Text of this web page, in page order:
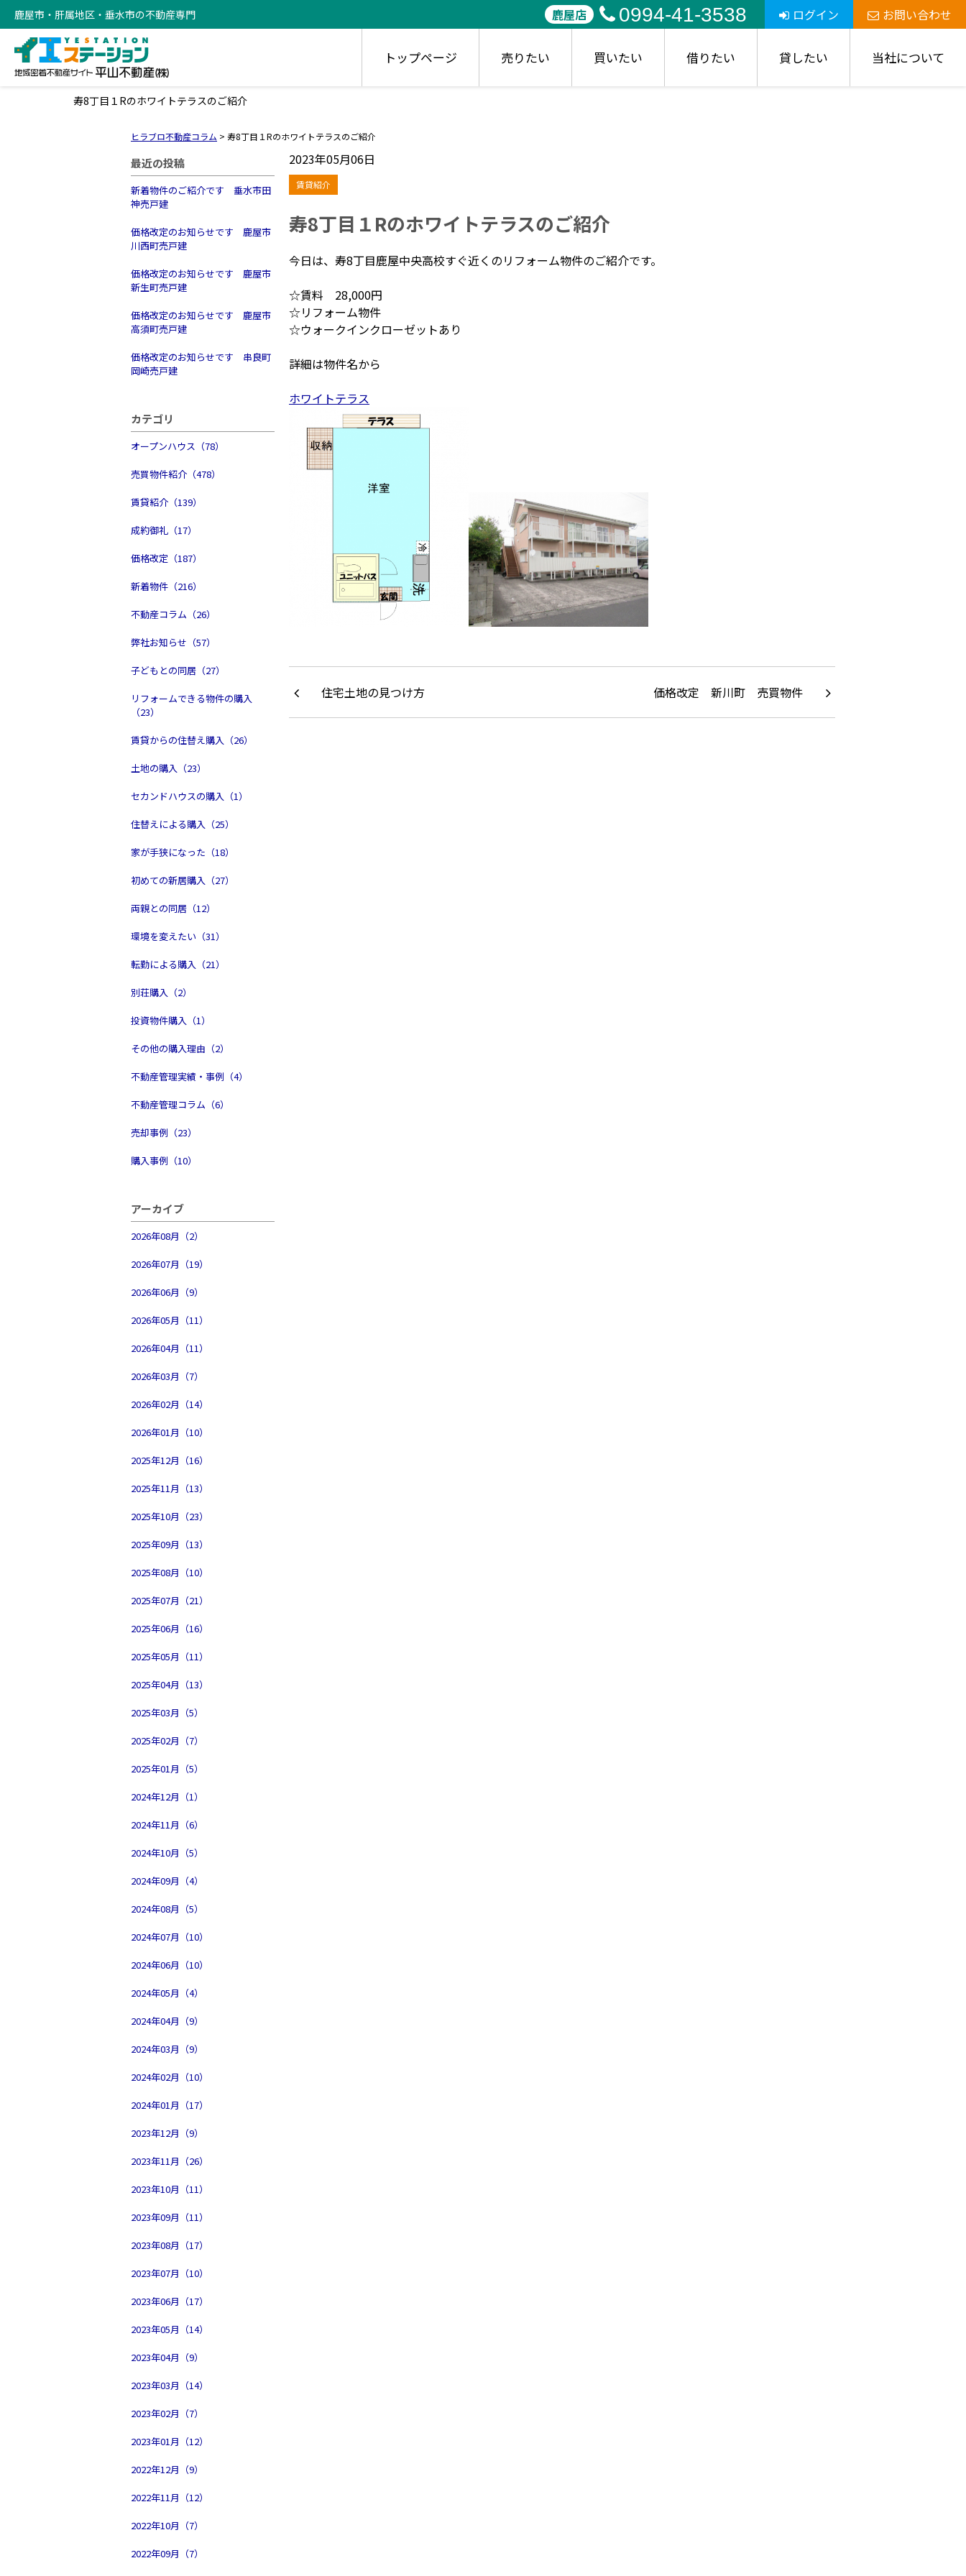
鹿屋市・肝属地区・垂水市の不動産専門 鹿屋店 0994-41-3538 ログイン お問い合わせ
トップページ 売りたい 買いたい 借りたい 貸したい 当社について
寿8丁目１Rのホワイトテラスのご紹介
ヒラブロ不動産コラム > 寿8丁目１Rのホワイトテラスのご紹介
最近の投稿
新着物件のご紹介です 垂水市田
神売戸建
価格改定のお知らせです 鹿屋市
川西町売戸建
価格改定のお知らせです 鹿屋市
新生町売戸建
価格改定のお知らせです 鹿屋市
高須町売戸建
価格改定のお知らせです 串良町
岡崎売戸建
カテゴリ
オープンハウス（78）
売買物件紹介（478）
賃貸紹介（139）
成約御礼（17）
価格改定（187）
新着物件（216）
不動産コラム（26）
弊社お知らせ（57）
子どもとの同居（27）
リフォームできる物件の購入
（23）
賃貸からの住替え購入（26）
土地の購入（23）
セカンドハウスの購入（1）
住替えによる購入（25）
家が手狭になった（18）
初めての新居購入（27）
両親との同居（12）
環境を変えたい（31）
転勤による購入（21）
別荘購入（2）
投資物件購入（1）
その他の購入理由（2）
不動産管理実績・事例（4）
不動産管理コラム（6）
売却事例（23）
購入事例（10）
アーカイブ
2026年08月（2）
2026年07月（19）
2026年06月（9）
2026年05月（11）
2026年04月（11）
2026年03月（7）
2026年02月（14）
2026年01月（10）
2025年12月（16）
2025年11月（13）
2025年10月（23）
2025年09月（13）
2025年08月（10）
2025年07月（21）
2025年06月（16）
2025年05月（11）
2025年04月（13）
2025年03月（5）
2025年02月（7）
2025年01月（5）
2024年12月（1）
2024年11月（6）
2024年10月（5）
2024年09月（4）
2024年08月（5）
2024年07月（10）
2024年06月（10）
2024年05月（4）
2024年04月（9）
2024年03月（9）
2024年02月（10）
2024年01月（17）
2023年12月（9）
2023年11月（26）
2023年10月（11）
2023年09月（11）
2023年08月（17）
2023年07月（10）
2023年06月（17）
2023年05月（14）
2023年04月（9）
2023年03月（14）
2023年02月（7）
2023年01月（12）
2022年12月（9）
2022年11月（12）
2022年10月（7）
2022年09月（7）
2023年05月06日
賃貸紹介
寿8丁目１Rのホワイトテラスのご紹介
今日は、寿8丁目鹿屋中央高校すぐ近くのリフォーム物件のご紹介です。
☆賃料 28,000円
☆リフォーム物件
☆ウォークインクローゼットあり
詳細は物件名から
ホワイトテラス
住宅土地の見つけ方 価格改定 新川町 売買物件